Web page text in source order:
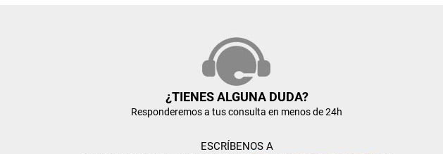
¿TIENES ALGUNA DUDA?
Responderemos a tus consulta en menos de 24h
ESCRÍBENOS A